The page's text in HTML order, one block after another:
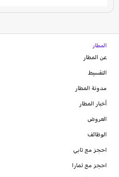
المطار
عن المطار
التقسيط
مدونة المطار
أخبار المطار
العروض
الوظائف
احجز مع تابي
احجز مع تمارا